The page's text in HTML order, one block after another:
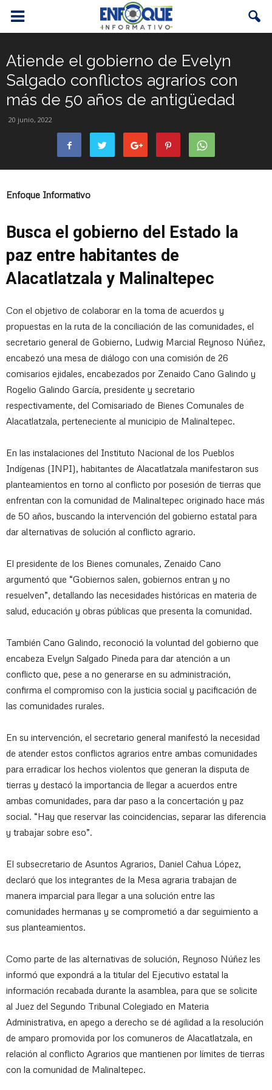
Atiende el gobierno de Evelyn
Salgado conflictos agrarios con
más de 50 años de antigüedad
20 junio, 2022
Enfoque Informativo
Busca el gobierno del Estado la
paz entre habitantes de
Alacatlatzala y Malinaltepec
Con el objetivo de colaborar en la toma de acuerdos y
propuestas en la ruta de la conciliación de las comunidades, el
secretario general de Gobierno, Ludwig Marcial Reynoso Núñez,
encabezó una mesa de diálogo con una comisión de 26
comisarios ejidales, encabezados por Zenaido Cano Galindo y
Rogelio Galindo García, presidente y secretario
respectivamente, del Comisariado de Bienes Comunales de
Alacatlatzala, perteneciente al municipio de Malinaltepec.
En las instalaciones del Instituto Nacional de los Pueblos
Indígenas (INPI), habitantes de Alacatlatzala manifestaron sus
planteamientos en torno al conflicto por posesión de tierras que
enfrentan con la comunidad de Malinaltepec originado hace más
de 50 años, buscando la intervención del gobierno estatal para
dar alternativas de solución al conflicto agrario.
El presidente de los Bienes comunales, Zenaido Cano
argumentó que “Gobiernos salen, gobiernos entran y no
resuelven”, detallando las necesidades históricas en materia de
salud, educación y obras públicas que presenta la comunidad.
También Cano Galindo, reconoció la voluntad del gobierno que
encabeza Evelyn Salgado Pineda para dar atención a un
conflicto que, pese a no generarse en su administración,
confirma el compromiso con la justicia social y pacificación de
las comunidades rurales.
En su intervención, el secretario general manifestó la necesidad
de atender estos conflictos agrarios entre ambas comunidades
para erradicar los hechos violentos que generan la disputa de
tierras y destacó la importancia de llegar a acuerdos entre
ambas comunidades, para dar paso a la concertación y paz
social. “Hay que reservar las coincidencias, separar las diferencia
y trabajar sobre eso”.
El subsecretario de Asuntos Agrarios, Daniel Cahua López,
declaró que los integrantes de la Mesa agraria trabajan de
manera imparcial para llegar a una solución entre las
comunidades hermanas y se comprometió a dar seguimiento a
sus planteamientos.
Como parte de las alternativas de solución, Reynoso Núñez les
informó que expondrá a la titular del Ejecutivo estatal la
información recabada durante la asamblea, para que se solicite
al Juez del Segundo Tribunal Colegiado en Materia
Administrativa, en apego a derecho se dé agilidad a la resolución
de amparo promovida por los comuneros de Alacatlatzala, en
relación al conflicto Agrarios que mantienen por límites de tierras
con la comunidad de Malinaltepec.